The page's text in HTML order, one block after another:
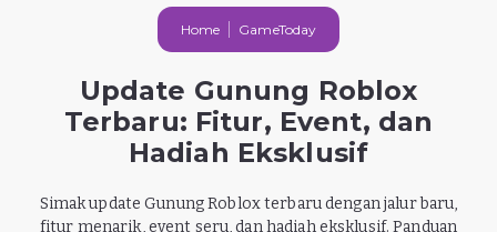
Home GameToday
Update Gunung Roblox
Terbaru: Fitur, Event, dan
Hadiah Eksklusif
Simak update Gunung Roblox terbaru dengan jalur baru,
fitur menarik, event seru, dan hadiah eksklusif. Panduan